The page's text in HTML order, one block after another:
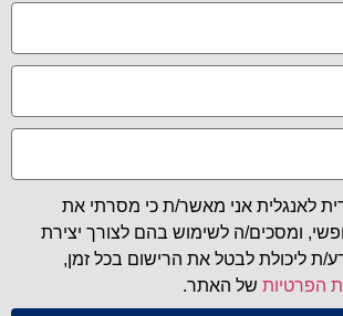
לאנגלית אני מאשר/ת כי מסרתי את
ומסכים/ה לשימוש בהם לצורך יצירת
ת ליכולת לבטל את הרישום בכל זמן,
הפרטיות של האתר.